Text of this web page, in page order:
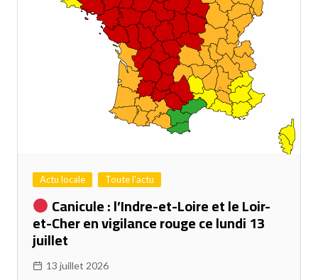
Actu locale Toute l'actu
Canicule : l’Indre-et-Loire et le Loir-
et-Cher en vigilance rouge ce lundi 13
juillet
13 juillet 2026